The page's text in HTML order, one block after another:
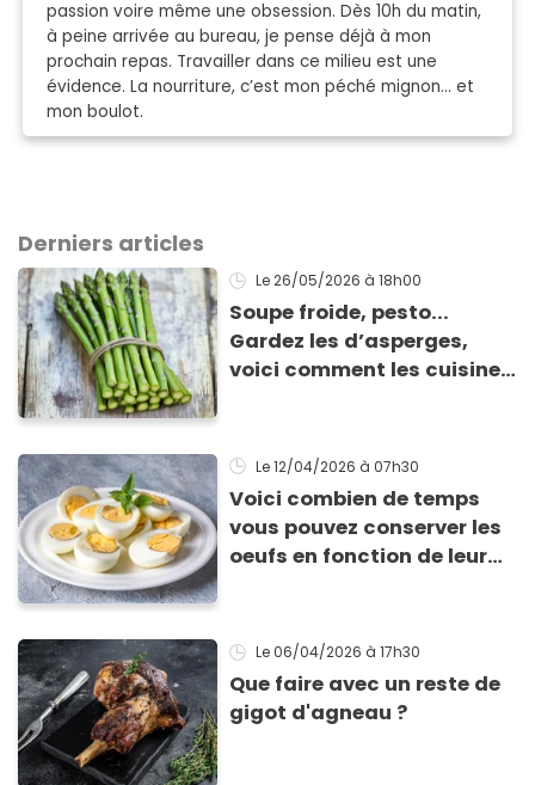
passion voire même une obsession. Dès 10h du matin,
à peine arrivée au bureau, je pense déjà à mon
prochain repas. Travailler dans ce milieu est une
évidence. La nourriture, c’est mon péché mignon… et
mon boulot.
Derniers articles
Le 26/05/2026 à 18h00
Soupe froide, pesto...
Gardez les d’asperges,
voici comment les cuisiner
Le 12/04/2026 à 07h30
Voici combien de temps
vous pouvez conserver les
oeufs en fonction de leur
Le 06/04/2026 à 17h30
Que faire avec un reste de
gigot d'agneau ?